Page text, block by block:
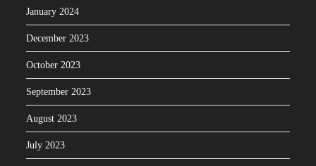
January 2024
December 2023
October 2023
September 2023
August 2023
July 2023